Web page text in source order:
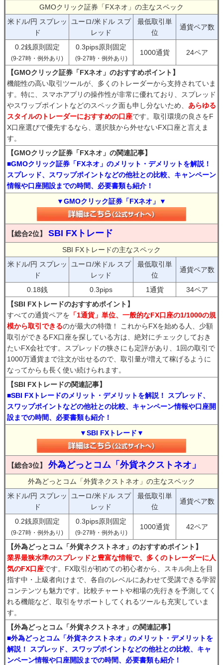
GMOクリック証券「FXネオ」の主なスペック
米ドル/円 スプレッ
ド
ユーロ/米ドル スプ
レッド
最低取引単
位
通貨ペア数
0.2銭原則固定
(9-27時・例外あり)
0.3pips原則固定
(9-27時・例外あり)
1000通貨 24ペア
【GMOクリック証券「FXネオ」のおすすめポイント】
機能性の高い取引ツールが、多くのトレーダーから支持されていま
す。特に、スマホアプリの操作性が非常に優れており、スプレッド
やスワップポイントなどのスペック面も申し分ないため、 あらゆる
スタイルのトレーダーにおすすめの口座です。取引環境の良さをF
X口座選びで優先するなら、選択肢から外せないFX口座と言えま
す。
【GMOクリック証券「FXネオ」の関連記事】
■GMOクリック証券「FXネオ」のメリット・デメリットを解説！
スプレッド、スワップポイントなどの他社との比較、キャンペーン
情報や口座開設までの時間、必要書類も紹介！
▼GMOクリック証券「FXネオ」▼
【総合2位】 SBI FXトレード
SBI FXトレードの主なスペック
米ドル/円 スプレッ
ド
ユーロ/米ドル スプ
レッド
最低取引単
位
通貨ペア数
0.18銭 0.3pips 1通貨
34ペア
【SBI FXトレードのおすすめポイント】
すべての通貨ペアを 「1通貨」単位、一般的なFX口座の1/1000の規
模から取引できるのが最大の特徴！ これからFXを始める人、少額
取引ができるFX口座を探している方は、絶対にチェックしておき
たいFX会社です。スプレッドの狭さにも定評があり、1回の取引で
1000万通貨まで注文が出せるので、取引量が増えて稼げるように
なってからも長く使い続けられます。
【SBI FXトレードの関連記事】
■SBI FXトレードのメリット・デメリットを解説！ スプレッド、
スワップポイントなどの他社との比較、キャンペーン情報や口座開
設までの時間、必要書類も紹介！
▼SBI FXトレード▼
【総合3位】 外為どっとコム「外貨ネクストネオ」
外為どっとコム「外貨ネクストネオ」の主なスペック
米ドル/円 スプレッ
ド
ユーロ/米ドル スプ
レッド
最低取引単
位
通貨ペア数
0.2銭原則固定
(9-27時・例外あり)
0.3pips原則固定
(9-27時・例外あり)
1000通貨 42ペア
【外為どっとコム「外貨ネクストネオ」のおすすめポイント】
業界最狭水準のスプレッドと豊富な情報で、多くのトレーダーに人
気のFX口座です。FX取引が初めての初心者から、スキル向上を目
指す中・上級者向けまで、各自のレベルにあわせて受講できる学習
コンテンツも魅力です。比較チャートや相場の先行きを予測してく
れる機能など、取引をサポートしてくれるツールも充実していま
す。
【外為どっとコム「外貨ネクストネオ」の関連記事】
■外為どっとコム「外貨ネクストネオ」のメリット・デメリットを
解説！ スプレッド、スワップポイントなどの他社との比較、キャ
ンペーン情報や口座開設までの時間、必要書類も紹介！